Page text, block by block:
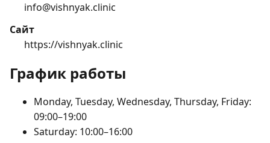
info@vishnyak.clinic
Сайт
https://vishnyak.clinic
График работы
Monday, Tuesday, Wednesday, Thursday, Friday:
09:00–19:00
Saturday: 10:00–16:00